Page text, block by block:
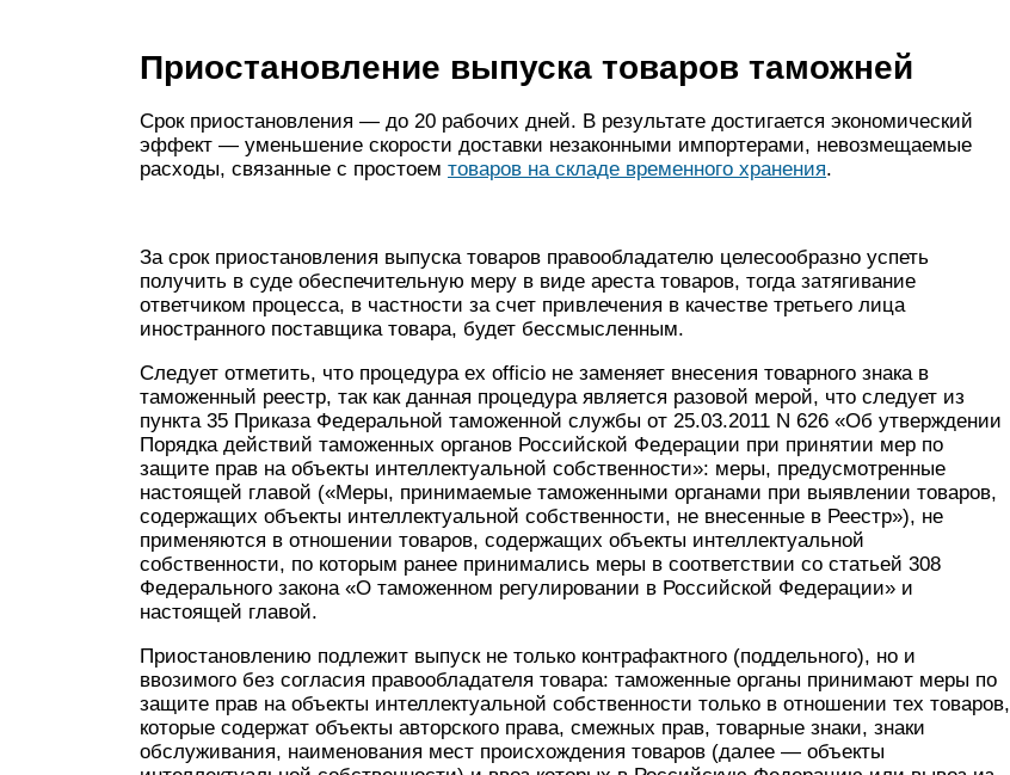
Приостановление выпуска товаров таможней
Срок приостановления — до 20 рабочих дней. В результате достигается экономический
эффект — уменьшение скорости доставки незаконными импортерами, невозмещаемые
расходы, связанные с простоем товаров на складе временного хранения.
За срок приостановления выпуска товаров правообладателю целесообразно успеть
получить в суде обеспечительную меру в виде ареста товаров, тогда затягивание
ответчиком процесса, в частности за счет привлечения в качестве третьего лица
иностранного поставщика товара, будет бессмысленным.
Следует отметить, что процедура ex officio не заменяет внесения товарного знака в
таможенный реестр, так как данная процедура является разовой мерой, что следует из
пункта 35 Приказа Федеральной таможенной службы от 25.03.2011 N 626 «Об утверждении
Порядка действий таможенных органов Российской Федерации при принятии мер по
защите прав на объекты интеллектуальной собственности»: меры, предусмотренные
настоящей главой («Меры, принимаемые таможенными органами при выявлении товаров,
содержащих объекты интеллектуальной собственности, не внесенные в Реестр»), не
применяются в отношении товаров, содержащих объекты интеллектуальной
собственности, по которым ранее принимались меры в соответствии со статьей 308
Федерального закона «О таможенном регулировании в Российской Федерации» и
настоящей главой.
Приостановлению подлежит выпуск не только контрафактного (поддельного), но и
ввозимого без согласия правообладателя товара: таможенные органы принимают меры по
защите прав на объекты интеллектуальной собственности только в отношении тех товаров,
которые содержат объекты авторского права, смежных прав, товарные знаки, знаки
обслуживания, наименования мест происхождения товаров (далее — объекты